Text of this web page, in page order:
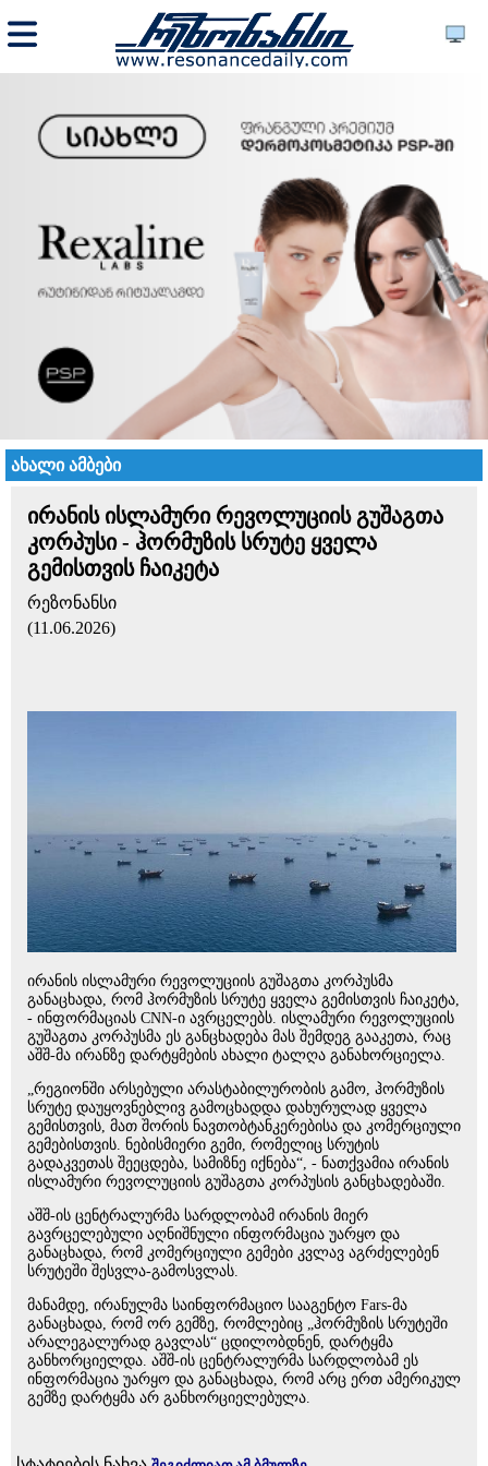
ახალი ამბები
ირანის ისლამური რევოლუციის გუშაგთა
კორპუსი - ჰორმუზის სრუტე ყველა
გემისთვის ჩაიკეტა
რეზონანსი
(11.06.2026)
ირანის ისლამური რევოლუციის გუშაგთა კორპუსმა
განაცხადა, რომ ჰორმუზის სრუტე ყველა გემისთვის ჩაიკეტა,
- ინფორმაციას CNN-ი ავრცელებს. ისლამური რევოლუციის
გუშაგთა კორპუსმა ეს განცხადება მას შემდეგ გააკეთა, რაც
აშშ-მა ირანზე დარტყმების ახალი ტალღა განახორციელა.
„რეგიონში არსებული არასტაბილურობის გამო, ჰორმუზის
სრუტე დაუყოვნებლივ გამოცხადდა დახურულად ყველა
გემისთვის, მათ შორის ნავთობტანკერებისა და კომერციული
გემებისთვის. ნებისმიერი გემი, რომელიც სრუტის
გადაკვეთას შეეცდება, სამიზნე იქნება“, - ნათქვამია ირანის
ისლამური რევოლუციის გუშაგთა კორპუსის განცხადებაში.
აშშ-ის ცენტრალურმა სარდლობამ ირანის მიერ
გავრცელებული აღნიშნული ინფორმაცია უარყო და
განაცხადა, რომ კომერციული გემები კვლავ აგრძელებენ
სრუტეში შესვლა-გამოსვლას.
მანამდე, ირანულმა საინფორმაციო სააგენტო Fars-მა
განაცხადა, რომ ორ გემზე, რომლებიც „ჰორმუზის სრუტეში
არალეგალურად გავლას“ ცდილობდნენ, დარტყმა
განხორციელდა. აშშ-ის ცენტრალურმა სარდლობამ ეს
ინფორმაცია უარყო და განაცხადა, რომ არც ერთ ამერიკულ
გემზე დარტყმა არ განხორციელებულა.